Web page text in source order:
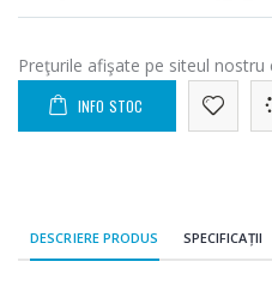
Preţurile afişate pe siteul
INFO STOC
DESCRIERE PRODUS SPECIFICAȚII